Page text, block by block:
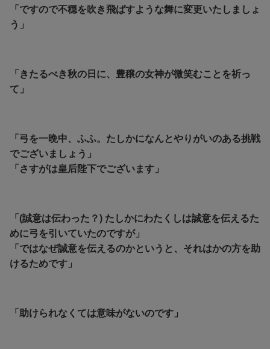
「ですので不穏を吹き飛ばすような舞に変更いたしましょ
う」
「きたるべき秋の日に、豊穣の女神が微笑むことを祈っ
て」
「弓を一晩中、ふふ。たしかになんとやりがいのある挑戦
でございましょう」
「さすがは皇后陛下でございます」
「(誠意は伝わった？) たしかにわたくしは誠意を伝えるた
めに弓を引いていたのですが」
「ではなぜ誠意を伝えるのかというと、それはかの方を助
けるためです」
「助けられなくては意味がないのです」